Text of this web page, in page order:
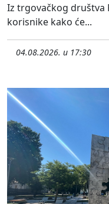
Iz trgovačkog društva
korisnike kako će...
04.08.2026. u 17:30